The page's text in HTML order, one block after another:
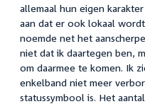
allemaal hun eigen
aan dat er ook lokaal
noemde net het
niet dat ik daartegen ben,
om daarmee te komen. Ik
enkelband niet meer
statussymbool is. Het